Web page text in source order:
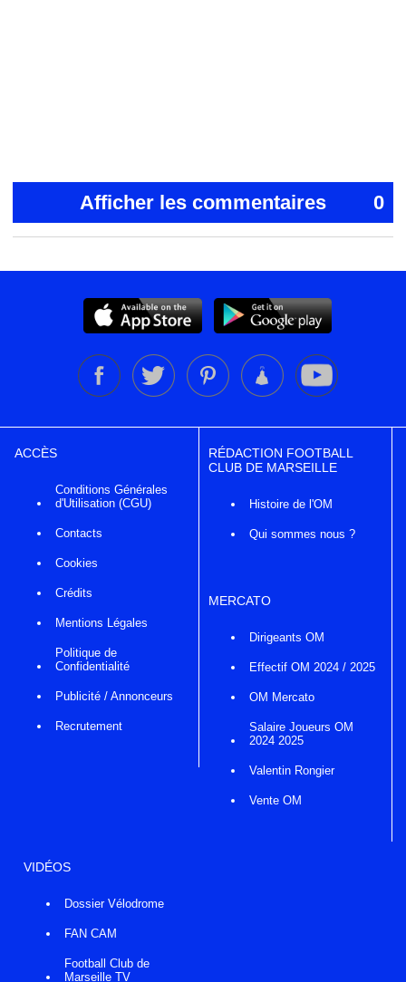
Afficher les commentaires 0
ACCÈS
Conditions Générales
d'Utilisation (CGU)
Contacts
Cookies
Crédits
Mentions Légales
Politique de
Confidentialité
Publicité / Annonceurs
Recrutement
RÉDACTION FOOTBALL
CLUB DE MARSEILLE
Histoire de l'OM
Qui sommes nous ?
MERCATO
Dirigeants OM
Effectif OM 2024 / 2025
OM Mercato
Salaire Joueurs OM
2024 2025
Valentin Rongier
Vente OM
VIDÉOS
Dossier Vélodrome
FAN CAM
Football Club de
Marseille TV